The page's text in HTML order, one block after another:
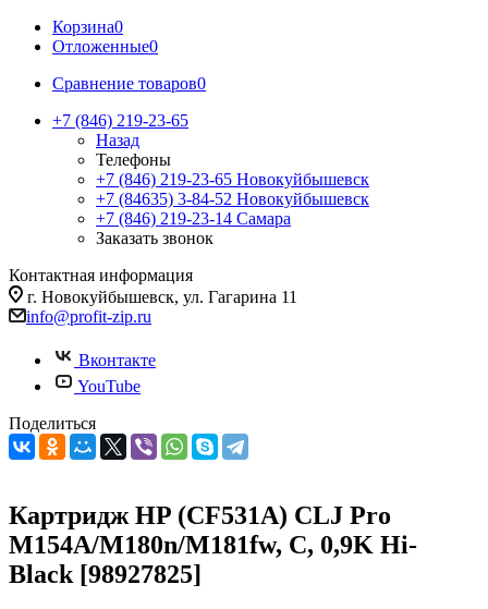
Корзина0
Отложенные0
Сравнение товаров0
+7 (846) 219-23-65
Назад
Телефоны
+7 (846) 219-23-65 Новокуйбышевск
+7 (84635) 3-84-52 Новокуйбышевск
+7 (846) 219-23-14 Самара
Заказать звонок
Контактная информация
г. Новокуйбышевск, ул. Гагарина 11
info@profit-zip.ru
Вконтакте
YouTube
Поделиться
Картридж HP (CF531A) CLJ Pro
M154A/M180n/M181fw, C, 0,9K Hi-
Black [98927825]